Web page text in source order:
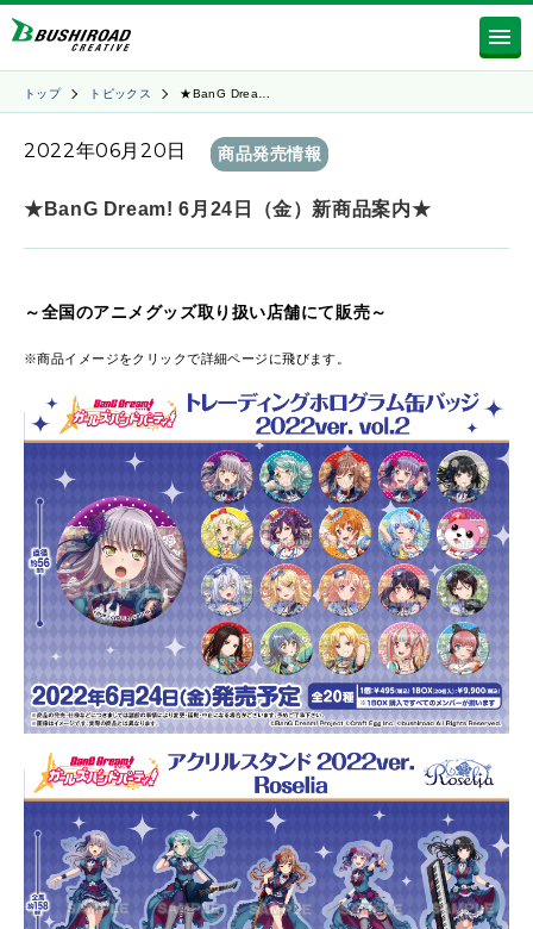
トップ トピックス ★BanG Drea…
2022年06月20日 商品発売情報
★BanG Dream! 6月24日（金）新商品案内★
～全国のアニメグッズ取り扱い店舗にて販売～
※商品イメージをクリックで詳細ページに飛びます。